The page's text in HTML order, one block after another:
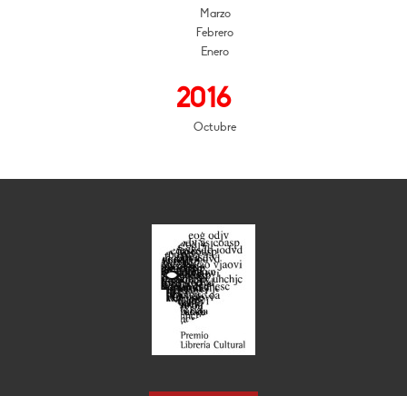
Marzo
Febrero
Enero
2016
Octubre